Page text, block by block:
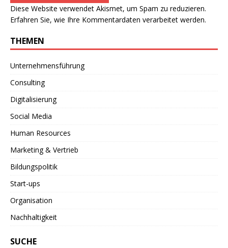
Diese Website verwendet Akismet, um Spam zu reduzieren.
Erfahren Sie, wie Ihre Kommentardaten verarbeitet werden.
THEMEN
Unternehmensführung
Consulting
Digitalisierung
Social Media
Human Resources
Marketing & Vertrieb
Bildungspolitik
Start-ups
Organisation
Nachhaltigkeit
SUCHE